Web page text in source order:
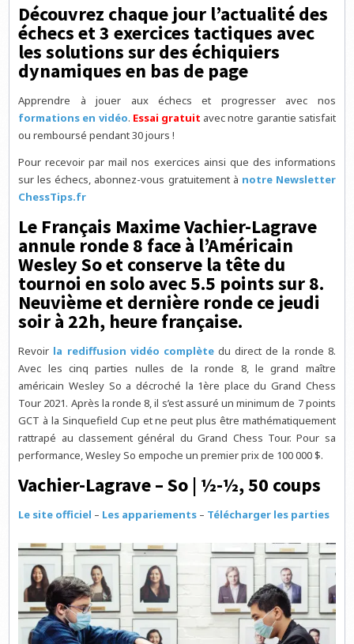
Découvrez chaque jour l’actualité des
échecs et 3 exercices tactiques avec
les solutions sur des échiquiers
dynamiques en bas de page
Apprendre à jouer aux échecs et progresser avec nos
formations en vidéo. Essai gratuit avec notre garantie satisfait
ou remboursé pendant 30 jours !
Pour recevoir par mail nos exercices ainsi que des informations
sur les échecs, abonnez-vous gratuitement à notre Newsletter
ChessTips.fr
Le Français Maxime Vachier-Lagrave
annule ronde 8 face à l’Américain
Wesley So et conserve la tête du
tournoi en solo avec 5.5 points sur 8.
Neuvième et dernière ronde ce jeudi
soir à 22h, heure française.
Revoir la rediffusion vidéo complètedu direct de la ronde 8.
Avec les cinq parties nulles de la ronde 8, le grand maître
américain Wesley So a décroché la 1ère place du Grand Chess
Tour 2021. Après la ronde 8, il s’est assuré un minimum de 7 points
GCT à la Sinquefield Cup et ne peut plus être mathématiquement
rattrapé au classement général du Grand Chess Tour. Pour sa
performance, Wesley So empoche un premier prix de 100 000 $.
Vachier-Lagrave – So | ½-½, 50 coups
Le site officiel – Les appariements – Télécharger les parties